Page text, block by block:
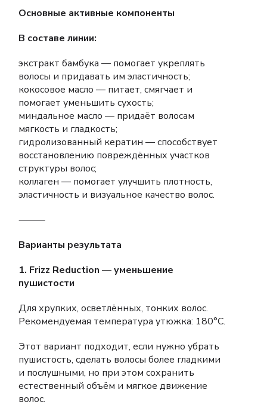
Основные активные компоненты
В составе линии:
экстракт бамбука — помогает укреплять
волосы и придавать им эластичность;
кокосовое масло — питает, смягчает и
помогает уменьшить сухость;
миндальное масло — придаёт волосам
мягкость и гладкость;
гидролизованный кератин — способствует
восстановлению повреждённых участков
структуры волос;
коллаген — помогает улучшить плотность,
эластичность и визуальное качество волос.
⸻
Варианты результата
1. Frizz Reduction —уменьшение
пушистости
Для хрупких, осветлённых, тонких волос.
Рекомендуемая температура утюжка: 180°C.
Этот вариант подходит, если нужно убрать
пушистость, сделать волосы более гладкими
и послушными, но при этом сохранить
естественный объём и мягкое движение
волос.